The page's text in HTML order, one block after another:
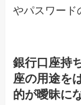
やパスワード
銀行口座持
座の用途を
的が曖昧に